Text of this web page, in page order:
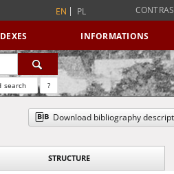
EN PL
INFORMATIONS
search ?
Download bibliography
STRUCTURE